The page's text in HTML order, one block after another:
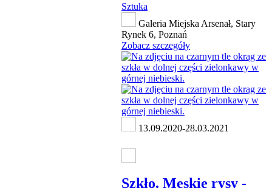
Sztuka
Galeria Miejska Arsenał, Stary
Rynek 6, Poznań
Zobacz szczegóły
13.09.2020-28.03.2021
Szkło. Męskie rysy -